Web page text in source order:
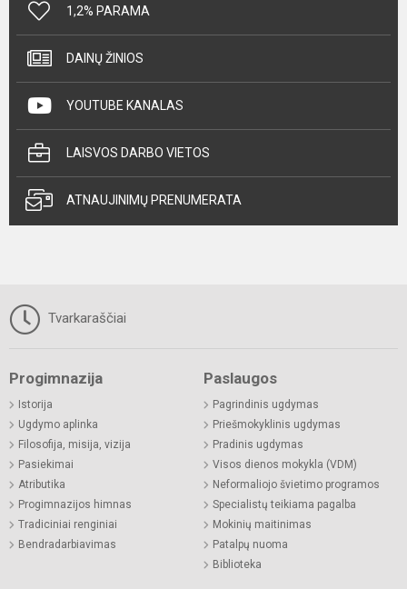
1,2% PARAMA
DAINŲ ŽINIOS
YOUTUBE KANALAS
LAISVOS DARBO VIETOS
ATNAUJINIMŲ PRENUMERATA
Tvarkaraščiai
Progimnazija
Istorija
Ugdymo aplinka
Filosofija, misija, vizija
Pasiekimai
Atributika
Progimnazijos himnas
Tradiciniai renginiai
Bendradarbiavimas
Paslaugos
Pagrindinis ugdymas
Priešmokyklinis ugdymas
Pradinis ugdymas
Visos dienos mokykla (VDM)
Neformaliojo švietimo programos
Specialistų teikiama pagalba
Mokinių maitinimas
Patalpų nuoma
Biblioteka